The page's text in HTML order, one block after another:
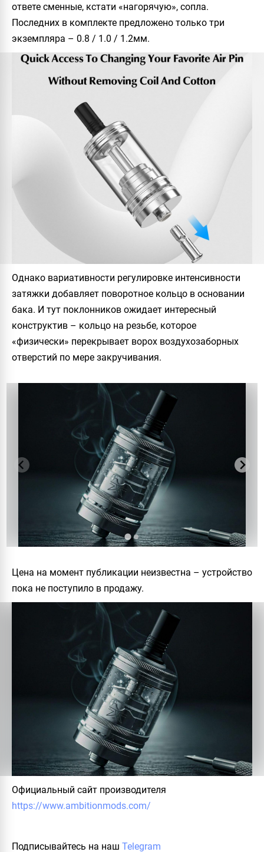
ответе сменные, кстати «нагорячую», сопла.
Последних в комплекте предложено только три
экземпляра – 0.8 / 1.0 / 1.2мм.
Однако вариативности регулировке интенсивности
затяжки добавляет поворотное кольцо в основании
бака. И тут поклонников ожидает интересный
конструктив – кольцо на резьбе, которое
«физически» перекрывает ворох воздухозаборных
отверстий по мере закручивания.
Цена на момент публикации неизвестна – устройство
пока не поступило в продажу.
Официальный сайт производителя
https://www.ambitionmods.com/
Подписывайтесь на наш Telegram